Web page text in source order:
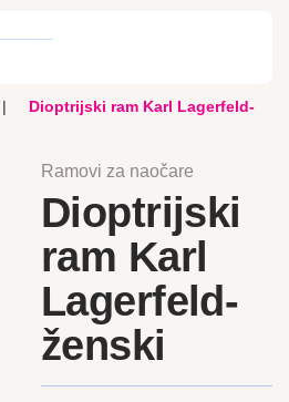
|
Dioptrijski ram Karl Lagerfeld-
Ramovi za naočare
Dioptrijski
ram Karl
Lagerfeld-
ženski